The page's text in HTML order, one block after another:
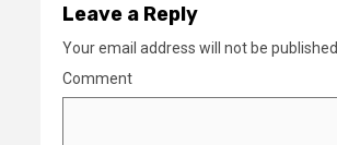
Leave a Reply
Your email address will not be published.
Comment